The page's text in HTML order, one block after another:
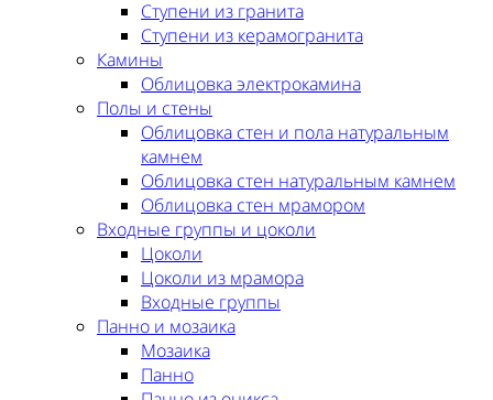
Ступени из гранита
Ступени из керамогранита
Камины
Облицовка электрокамина
Полы и стены
Облицовка стен и пола натуральным
камнем
Облицовка стен натуральным камнем
Облицовка стен мрамором
Входные группы и цоколи
Цоколи
Цоколи из мрамора
Входные группы
Панно и мозаика
Мозаика
Панно